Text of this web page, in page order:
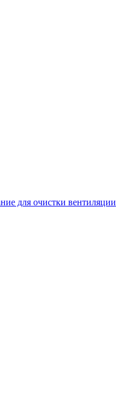
для очистки вентиляции